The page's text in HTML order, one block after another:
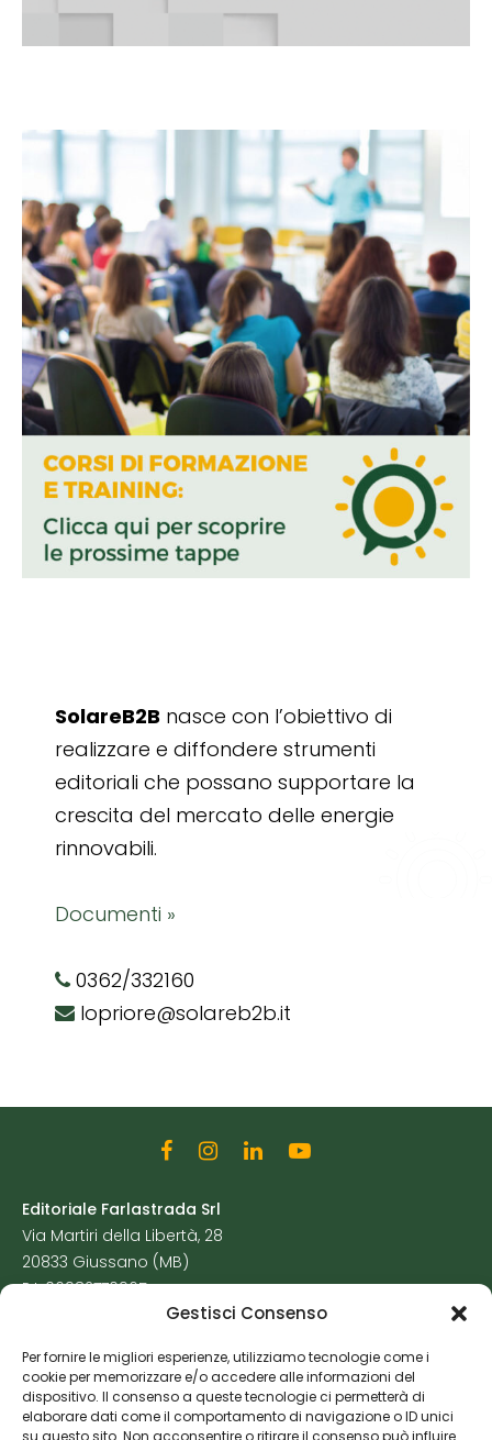
Gestisci Consenso
Per fornire le migliori esperienze, utilizziamo tecnologie come i
cookie per memorizzare e/o accedere alle informazioni del
dispositivo. Il consenso a queste tecnologie ci permetterà di
elaborare dati come il comportamento di navigazione o ID unici
su questo sito. Non acconsentire o ritirare il consenso può influire
SolareB2B nasce con l’obiettivo di
realizzare e diffondere strumenti
editoriali che possano supportare la
crescita del mercato delle energie
rinnovabili.
Documenti »
0362/332160
lopriore@solareb2b.it
Editoriale Farlastrada Srl
Via Martiri della Libertà, 28
20833 Giussano (MB)
P.I. 06982770965
Cookie Policy
Risorse Aggiuntive